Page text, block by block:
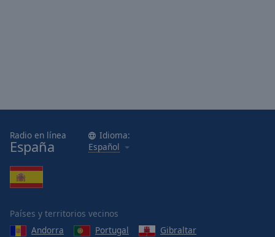
Radio en línea
España
Idioma:
Español
Países y territorios vecinos
Andorra
Portugal
Gibraltar